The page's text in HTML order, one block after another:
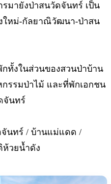
รมายังป่าสนวัดจันทร์ เป็น
ใหม่-กัลยาณิวัฒนา-ป่าสน
ทั้งในส่วนของสวนป่าบ้าน
รรมป่าไม้ และที่พักเอกชน
จันทร์
จันทร์ / บ้านแม่แดด /
ห้วยน้ำดัง